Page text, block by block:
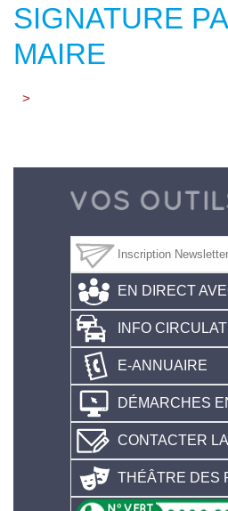
SIGNATURE
MAIRE
>
EN DIRECT
INFO
E-ANNUAIRE
DÉMARCHES
CONTACTER
THÉÂTRE DES